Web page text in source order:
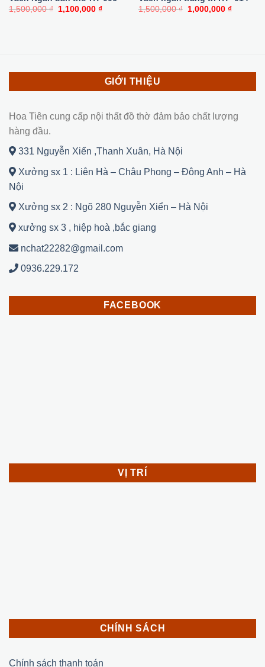
1,500,000₫
Giá
1,100,000 ₫Giá
1,500,000₫
Giá
1,000,000 ₫Giá
GIỚI THIỆU
Hoa Tiên cung cấp nội thất đồ thờ đảm bảo chất lượng
hàng đầu.
331 Nguyễn Xiển ,Thanh Xuân, Hà Nội
Xưởng sx 1 : Liên Hà – Châu Phong – Đông Anh – Hà
Nội
Xưởng sx 2 : Ngõ 280 Nguyễn Xiển – Hà Nội
xưởng sx 3 , hiệp hoà ,bắc giang
nchat22282@gmail.com
0936.229.172
FACEBOOK
VỊ TRÍ
CHÍNH SÁCH
Chính sách thanh toán